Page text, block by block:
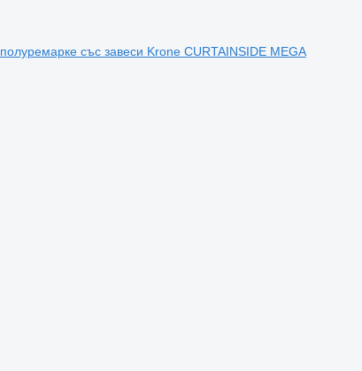
полуремарке със завеси Krone CURTAINSIDE MEGA